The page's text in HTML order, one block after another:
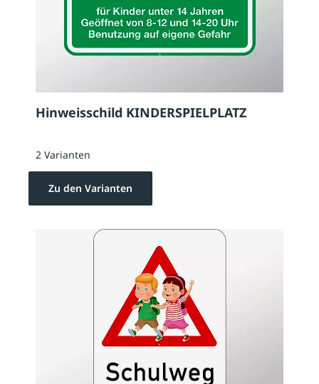
Hinweisschild KINDERSPIELPLATZ
2 Varianten
Zu den Varianten